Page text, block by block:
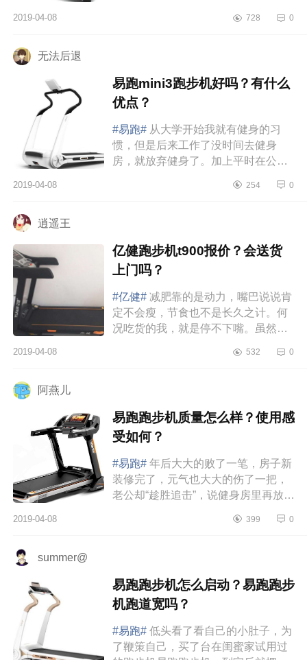
的跑步机品牌。爱康旗下的诺迪克、
2019-04-08 728 0
无法后退
易跑mini3跑步机好吗？有什么
优点？
#易跑# 从大学开始我就有健身的习
惯，但是后来工作了没时间去健身
房，就放弃健身了。加上平时在公司
甲线就不说了，肚子上的肉都是几
2019-04-08 254 0
逍遥王
亿健跑步机t900报价？会送货
上门吗？
#亿健# 减肥靠的是动力，嘴巴说说肯
定不会瘦，节食也不是长久之计。何
况吃货的我，就是停不下嘴。虽然夏
扛不住。纠结再三，最后买了一...
2019-04-08 532 0
阿燕儿
易跑跑步机质量怎么样？使用感
受如何？
#易跑# 年后大大的败了一笔，房子新
装修完了，元气也大大的伤了一把，
老公却“趁胜追击”，说健身房里再放一
步机，某人不知道心心念念...
2019-04-08 399 0
summer@
易跑跑步机怎么启动？易跑跑步
机跑道宽吗？
#易跑# 低头看了看自己的小肚子，为
了鞭策自己，买了台在闺蜜家试用过